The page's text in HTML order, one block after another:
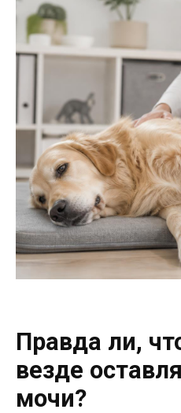
Правда ли,
везде
мочи?